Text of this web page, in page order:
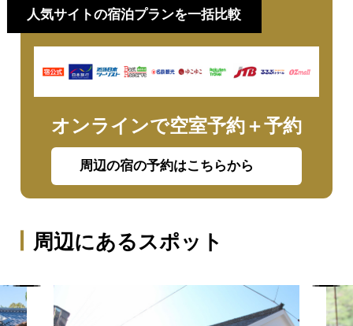
人気サイトの宿泊プランを一括比較
オンラインで空室予約＋予約
周辺の宿の予約はこちらから
周辺にあるスポット